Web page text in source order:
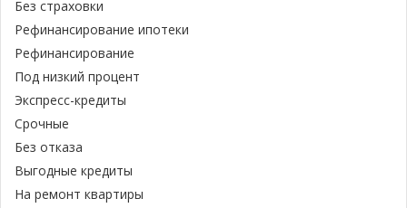
Без страховки
Рефинансирование ипотеки
Рефинансирование
Под низкий процент
Экспресс-кредиты
Срочные
Без отказа
Выгодные кредиты
На ремонт квартиры